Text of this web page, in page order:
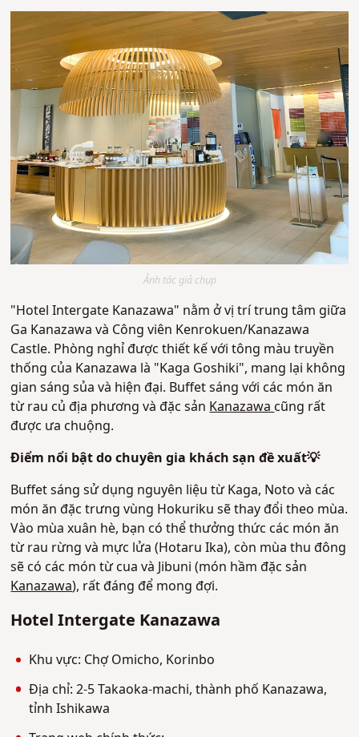
Ảnh tác giả chụp
"Hotel Intergate Kanazawa" nằm ở vị trí trung tâm giữa
Ga Kanazawa và Công viên Kenrokuen/Kanazawa
Castle. Phòng nghỉ được thiết kế với tông màu truyền
thống của Kanazawa là "Kaga Goshiki", mang lại không
gian sáng sủa và hiện đại. Buffet sáng với các món ăn
từ rau củ địa phương và đặc sảnKanazawacũng rất
được ưa chuộng.
Điểm nổi bật do chuyên gia khách sạn đề xuất💡
Buffet sáng sử dụng nguyên liệu từ Kaga, Noto và các
món ăn đặc trưng vùng Hokuriku sẽ thay đổi theo mùa.
Vào mùa xuân hè, bạn có thể thưởng thức các món ăn
từ rau rừng và mực lửa (Hotaru Ika), còn mùa thu đông
sẽ có các món từ cua và Jibuni (món hầm đặc sản
Kanazawa), rất đáng để mong đợi.
Hotel Intergate Kanazawa
Khu vực: Chợ Omicho, Korinbo
Địa chỉ: 2-5 Takaoka-machi, thành phố Kanazawa,
tỉnh Ishikawa